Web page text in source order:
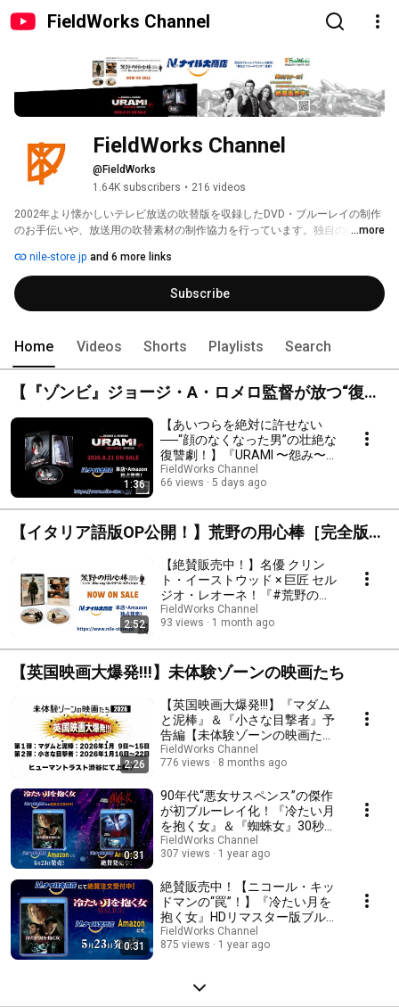
FieldWorks Channel
FieldWorks Channel
@FieldWorks
1.64K subscribers • 216 videos
2002年より懐かしいテレビ放送の吹替版を収録したDVD・ブルーレイの制作
のお手伝いや、放送用の吹替素材の制作協力を行っています。独自の吹替探
を多数復刻してきました。現在までに関わった吹替収録ソフト・放送用素材
は200作品近くになります。
...more
nile-store.jp and 6 more links
Subscribe
Home Videos Shorts Playlists Search
【『ゾンビ』ジョージ・A・ロメロ監督が放つ“復
讐”サスペンスホラー！】『URAMI〜怨み〜』
1:36
【あいつらを絶対に許せない
──“顔のなくなった男”の壮絶な
復讐劇！】『URAMI 〜怨み〜』
オリジナル予告（2026.8.21ブ
ルーレイ発売！）
FieldWorks Channel
66 views
5 days ago
【イタリア語版OP公開！】荒野の用心棒［完全版］
Blu-rayコレクターズ・エディション
2:52
【絶賛販売中！】名優 クリン
ト・イーストウッド × 巨匠 セル
ジオ・レオーネ！『#荒野の用
心棒［完全版］Blu-rayコレクタ
ーズ・エディション』【イタリ
FieldWorks Channel
93 views
1 month ago
【英国映画大爆発!!!】未体験ゾーンの映画たち
2:26
【英国映画大爆発!!!】『マダム
と泥棒』＆『小さな目撃者』予
告編【未体験ゾーンの映画たち
2026 上映作品】
FieldWorks Channel
776 views
8 months ago
0:31
90年代“悪女サスペンス”の傑作
が初ブルーレイ化！『冷たい月
を抱く女』＆『蜘蛛女』30秒ダ
ブルスポット
FieldWorks Channel
307 views
1 year ago
0:31
絶賛販売中！【ニコール・キッ
ドマンの“罠”！】『冷たい月を
抱く女』HDリマスター版ブルー
レイ 30秒スポット
FieldWorks Channel
875 views
1 year ago